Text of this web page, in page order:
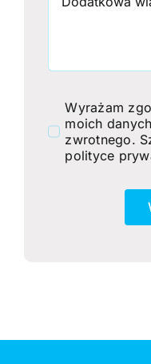
Wyrażam
moich
zwrotnego.
polityce